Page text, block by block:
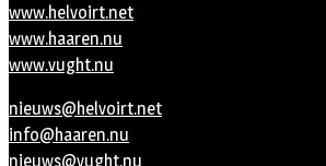
www.helvoirt.net
www.haaren.nu
www.vught.nu
nieuws@helvoirt.net
info@haaren.nu
nieuws@vught.nu